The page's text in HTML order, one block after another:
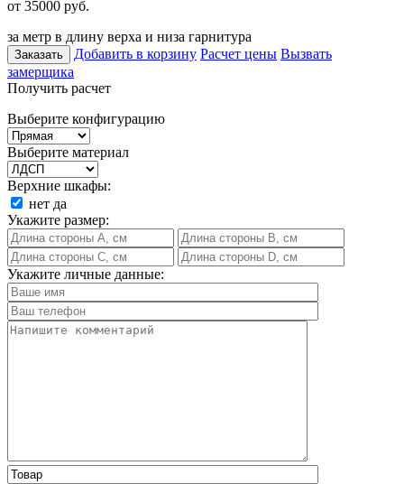
от 35000 руб.
за метр в длину верха и низа гарнитура
Заказать Добавить в корзину Расчет цены Вызвать
замерщика
Получить расчет
Выберите конфигурацию
Выберите материал
Верхние шкафы:
нет да
Укажите размер:
Укажите личные данные: